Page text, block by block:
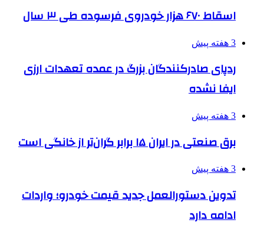
اسقاط ۶۷۰ هزار خودروی فرسوده طی ۳ سال
3 هفته پیش
ردپای صادرکنندگان بزرگ در عمده تعهدات ارزی
ایفا نشده
3 هفته پیش
برق صنعتی در ایران ۱۵ برابر گران‌تر از خانگی است
3 هفته پیش
تدوین دستورالعمل جدید قیمت خودرو؛ واردات
ادامه دارد